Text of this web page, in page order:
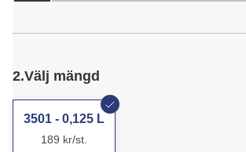
2.Välj mängd
3501 - 0,125 L
189 kr/st.